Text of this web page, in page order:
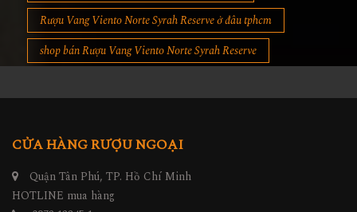
Rượu Vang Viento Norte Syrah Reserve ở đâu tphcm
shop bán Rượu Vang Viento Norte Syrah Reserve
CỬA HÀNG RƯỢU NGOẠI
Quận Tân Phú, TP. Hồ Chí Minh
HOTLINE mua hàng